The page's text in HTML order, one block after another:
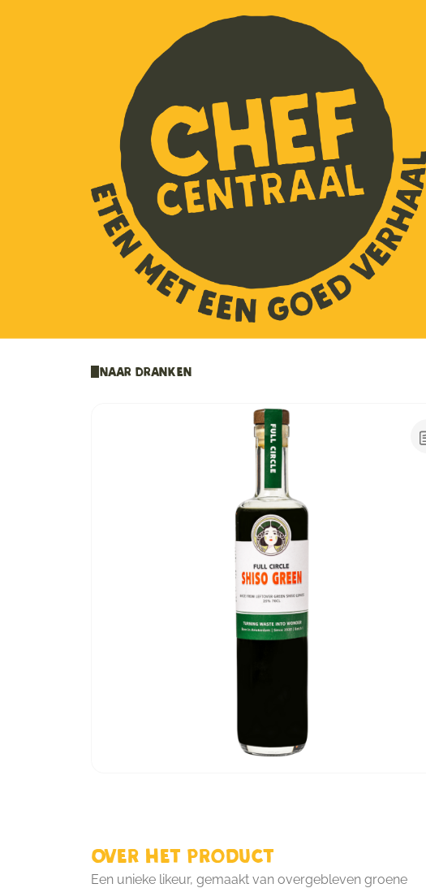
Naar Dranken
Over het product
Een unieke likeur, gemaakt van overgebleven groene